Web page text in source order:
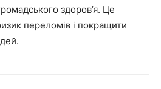
здоров’я. Це
переломів і покращити